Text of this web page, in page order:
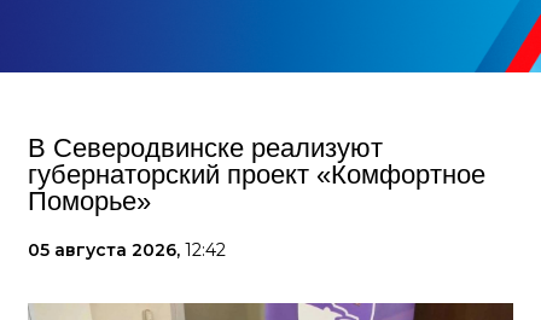
В Северодвинске реализуют
губернаторский проект «Комфортное
Поморье»
05 августа 2026, 12:42